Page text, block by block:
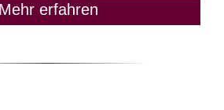
Mehr erfahren